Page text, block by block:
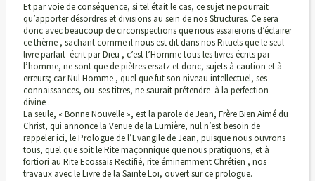
Et par voie de conséquence, si tel était le cas, ce sujet ne pourrait
qu’apporter désordres et divisions au sein de nos Structures. Ce sera
donc avec beaucoup de circonspections que nous essaierons d’éclairer
ce thème , sachant comme il nous est dit dans nos Rituels que le seul
livre parfait écrit par Dieu , c’est l’Homme tous les livres écrits par
l’homme, ne sont que de piètres ersatz et donc, sujets à caution et à
erreurs; car Nul Homme , quel que fut son niveau intellectuel, ses
connaissances, ou ses titres, ne saurait prétendre à la perfection
divine .
La seule, « Bonne Nouvelle », est la parole de Jean, Frère Bien Aimé du
Christ, qui annonce la Venue de la Lumière, nul n’est besoin de
rappeler ici, le Prologue de l’Evangile de Jean, puisque nous ouvrons
tous, quel que soit le Rite maçonnique que nous pratiquons, et à
fortiori au Rite Ecossais Rectifié, rite éminemment Chrétien , nos
travaux avec le Livre de la Sainte Loi, ouvert sur ce prologue.